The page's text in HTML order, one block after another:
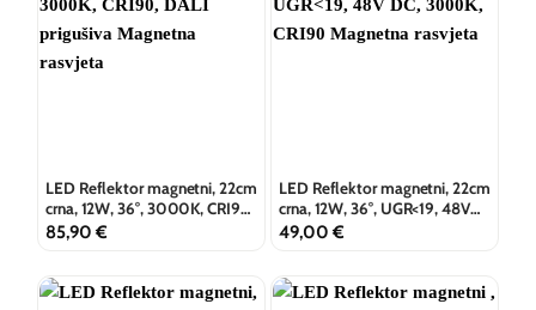
LED Reflektor magnetni, 22cm
crna, 12W, 36°, 3000K, CRI90,
DALI prigušiva
85,90 €
LED Reflektor magnetni, 22cm
crna, 12W, 36°, UGR<19, 48V
DC, 3000K, CRI90
49,00 €